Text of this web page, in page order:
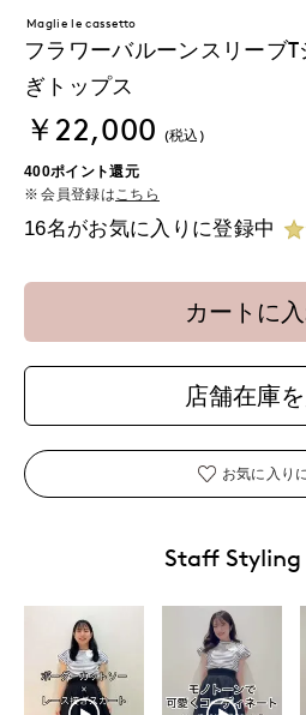
Maglie le cassetto
フラワーバルーンスリーブ
ぎトップス
￥22,000 (税込)
400ポイント還元
会員登録は こちら
16名がお気に入りに登録中
カートに
店舗在庫
お気に入り
Staff Styling